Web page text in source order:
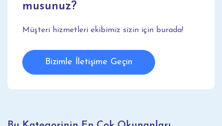
musunuz?
Müşteri hizmetleri ekibimiz sizin için burada!
Bizimle İletişime Geçin